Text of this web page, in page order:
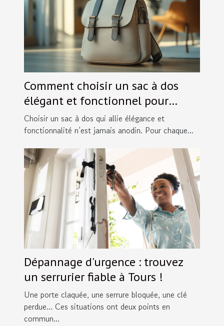
Comment choisir un sac à dos
élégant et fonctionnel pour
chaque occasion ?
Choisir un sac à dos qui allie élégance et
fonctionnalité n’est jamais anodin. Pour chaque...
Dépannage d'urgence : trouvez
un serrurier fiable à Tours !
Une porte claquée, une serrure bloquée, une clé
perdue... Ces situations ont deux points en
commun...